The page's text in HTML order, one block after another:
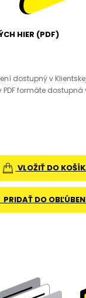
HIER (PDF)
dostupný v
PDF formáte dostupná
VLOŽIŤ DO
PRIDAŤ DO